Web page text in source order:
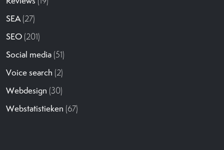
SEA(27)
SEO (201)
Social media (51)
Voice search (2)
Webdesign (30)
Webstatistieken (67)